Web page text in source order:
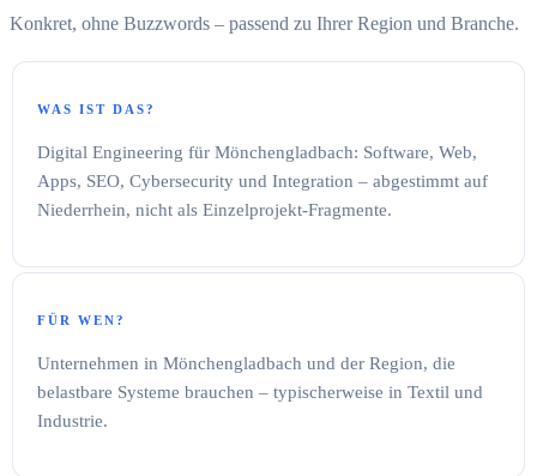
Konkret, ohne Buzzwords – passend zu Ihrer Region und Branche.
WAS IST DAS?
Digital Engineering für Mönchengladbach: Software, Web,
Apps, SEO, Cybersecurity und Integration – abgestimmt auf
Niederrhein, nicht als Einzelprojekt-Fragmente.
FÜR WEN?
Unternehmen in Mönchengladbach und der Region, die
belastbare Systeme brauchen – typischerweise in Textil und
Industrie.